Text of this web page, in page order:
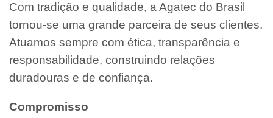
Com tradição e qualidade, a Agatec do Brasil
tornou-se uma grande parceira de seus clientes.
Atuamos sempre com ética, transparência e
responsabilidade, construindo relações
duradouras e de confiança.
Compromisso